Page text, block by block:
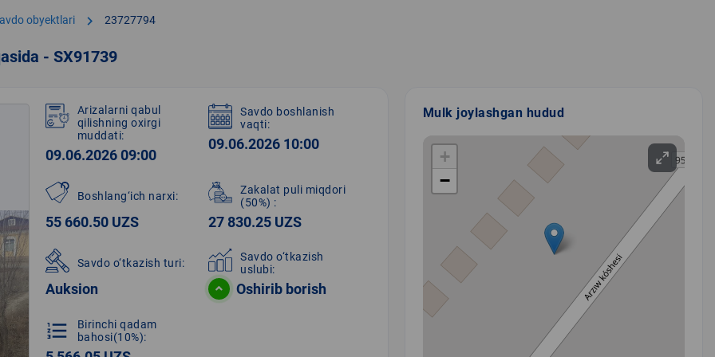
obyektlari chevron_right 23727794
- SX91739
Arizalarni qabul
qilishning oxirgi
muddati:
09.06.2026 09:00
Savdo boshlanish
vaqti:
09.06.2026 10:00
Boshlang‘ich narxi:
55 660.50 UZS
Zakalat puli miqdori
(50%) :
27 830.25 UZS
Savdo o‘tkazish turi:
Auksion
Savdo o‘tkazish
uslubi:
Oshirib borish
format_list_numbered
Birinchi qadam
bahosi(10%):
Mulk joylashgan hudud
+
−